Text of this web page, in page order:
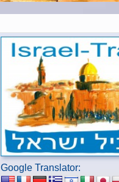
Google Translator: